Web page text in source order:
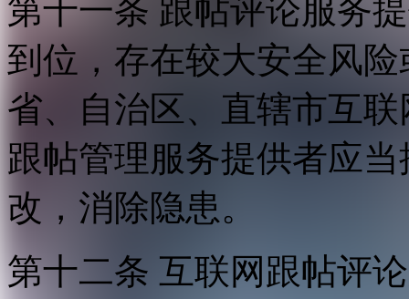
第十一条 跟帖评论服务
到位，存在较大安全风
省、自治区、直辖市互
跟帖管理服务提供者应
改，消除隐患。
第十二条 互联网跟帖评